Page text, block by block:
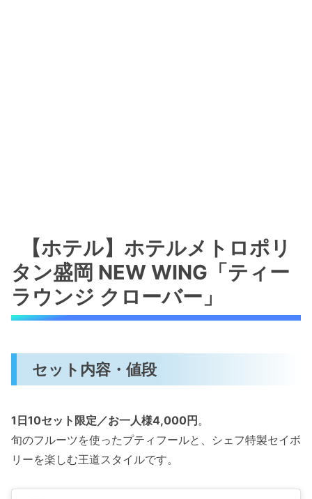
【ホテル】ホテルメトロポリ
タン盛岡 NEW WING「ティー
ラウンジ クローバー」
セット内容・値段
1日10セット限定／お一人様4,000円。
旬のフルーツを使ったプティフールと、シェフ特製セイボ
リーを楽しむ王道スタイルです。